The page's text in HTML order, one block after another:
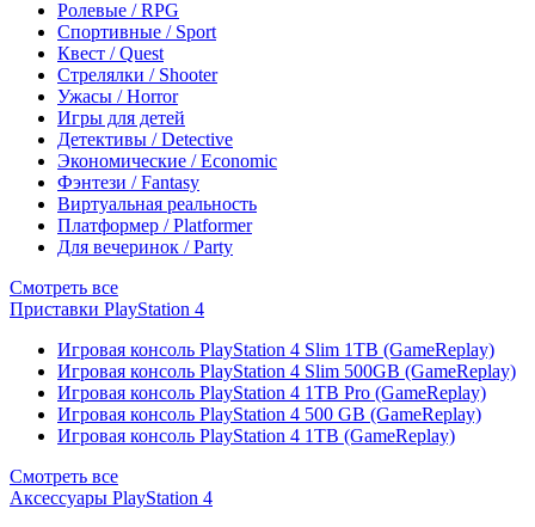
Ролевые / RPG
Спортивные / Sport
Квест / Quest
Стрелялки / Shooter
Ужасы / Horror
Игры для детей
Детективы / Detective
Экономические / Economic
Фэнтези / Fantasy
Виртуальная реальность
Платформер / Platformer
Для вечеринок / Party
Смотреть все
Приставки PlayStation 4
Игровая консоль PlayStation 4 Slim 1TB (GameReplay)
Игровая консоль PlayStation 4 Slim 500GB (GameReplay)
Игровая консоль PlayStation 4 1TB Pro (GameReplay)
Игровая консоль PlayStation 4 500 GB (GameReplay)
Игровая консоль PlayStation 4 1TB (GameReplay)
Смотреть все
Аксессуары PlayStation 4